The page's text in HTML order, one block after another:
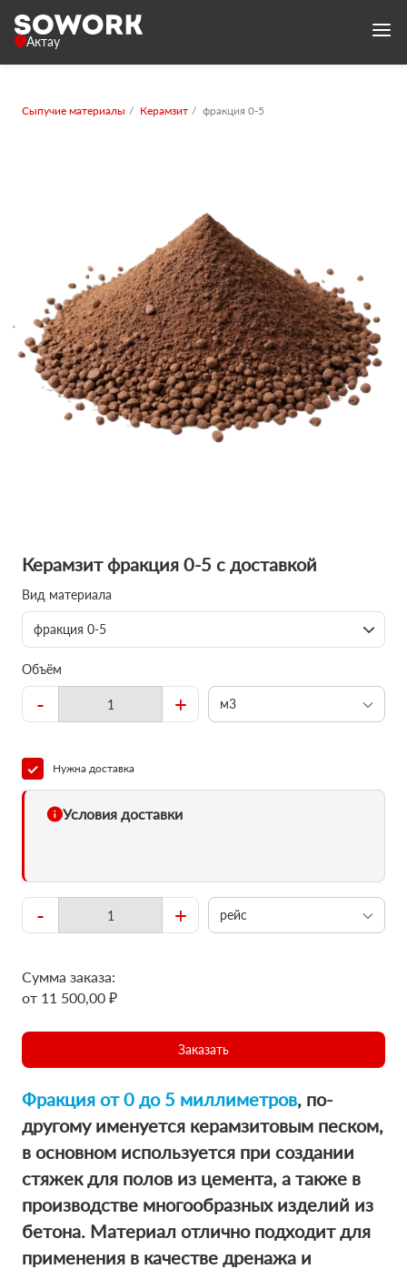
Актау
Сыпучие материалы Керамзит фракция 0-5
Керамзит фракция 0-5 с доставкой
Вид материала
фракция 0-5
Объём
- + м3
Нужна доставка
Условия доставки
- + рейс
Сумма заказа:
от 11 500,00 ₽
Заказать
Фракция от 0 до 5 миллиметров, по-
другому именуется керамзитовым песком,
в основном используется при создании
стяжек для полов из цемента, а также в
производстве многообразных изделий из
бетона. Материал отлично подходит для
применения в качестве дренажа и